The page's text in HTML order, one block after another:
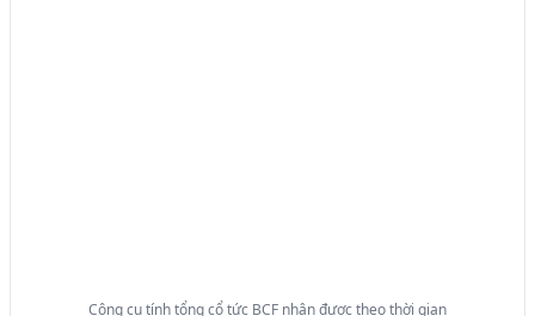
Công cụ tính tổng cổ tức BCF nhận được theo thời gian